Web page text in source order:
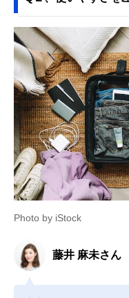
Photo by iStock
藤井 麻未さん